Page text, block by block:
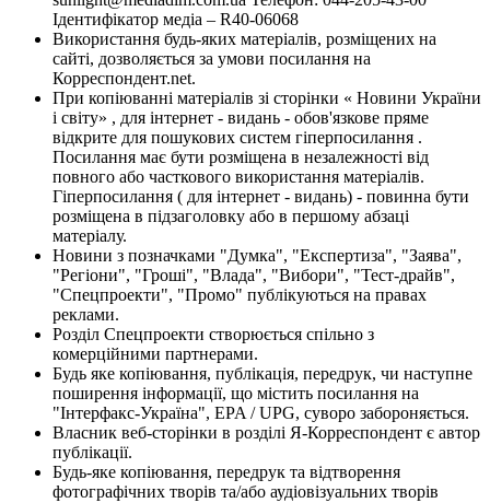
Ідентифікатор медіа – R40-06068
Використання будь-яких матеріалів, розміщених на
сайті, дозволяється за умови посилання на
Корреспондент.net.
При копіюванні матеріалів зі сторінки « Новини України
і світу» , для інтернет - видань - обов'язкове пряме
відкрите для пошукових систем гіперпосилання .
Посилання має бути розміщена в незалежності від
повного або часткового використання матеріалів.
Гіперпосилання ( для інтернет - видань) - повинна бути
розміщена в підзаголовку або в першому абзаці
матеріалу.
Новини з позначками "Думка", "Експертиза", "Заява",
"Регіони", "Гроші", "Влада", "Вибори", "Тест-драйв",
"Спецпроекти", "Промо" публікуються на правах
реклами.
Розділ Спецпроекти створюється спільно з
комерційними партнерами.
Будь яке копіювання, публікація, передрук, чи наступне
поширення інформації, що містить посилання на
"Інтерфакс-Україна", EPA / UPG, суворо забороняється.
Власник веб-сторінки в розділі Я-Корреспондент є автор
публікації.
Будь-яке копіювання, передрук та відтворення
фотографічних творів та/або аудіовізуальних творів